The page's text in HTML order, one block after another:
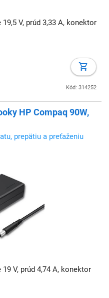
V, prúd 3,33 A, konektor
Kód: 314252
HP Compaq 90W,
prepätiu a preťaženiu
V, prúd 4,74 A, konektor